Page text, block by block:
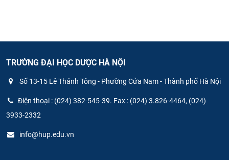
TRƯỜNG ĐẠI HỌC DƯỢC HÀ NỘI
Số 13-15 Lê Thánh Tông - Phường Cửa Nam - Thành phố Hà Nội
Điện thoại : (024) 382-545-39. Fax : (024) 3.826-4464, (024)
3933-2332
info@hup.edu.vn